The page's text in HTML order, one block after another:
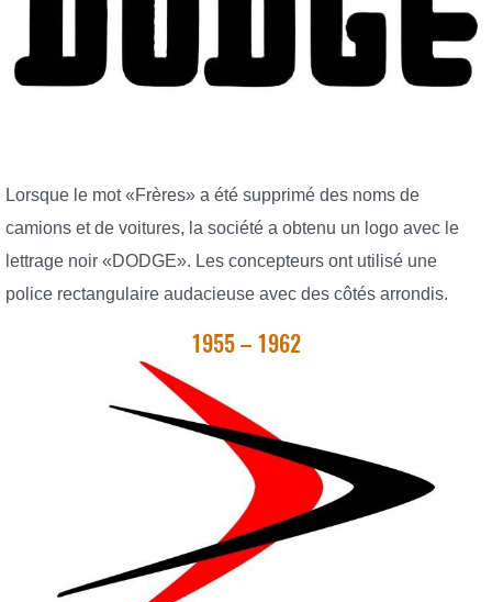
Lorsque le mot «Frères» a été supprimé des noms de
camions et de voitures, la société a obtenu un logo avec le
lettrage noir «DODGE». Les concepteurs ont utilisé une
police rectangulaire audacieuse avec des côtés arrondis.
1955 – 1962